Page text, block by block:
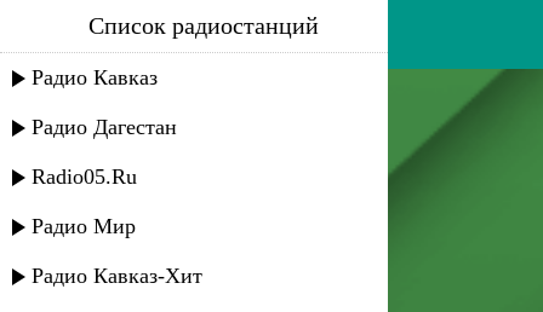
аташка умаров - яна яна...
Список радиостанций
Радио Кавказ
Радио Дагестан
Radio05.Ru
Радио Мир
Радио Кавказ-Хит